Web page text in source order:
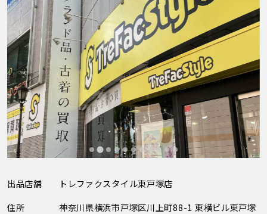
出品店舗
トレファクスタイル東戸塚店
住所
神奈川県横浜市戸塚区川上町88-1 東横ビル東戸塚